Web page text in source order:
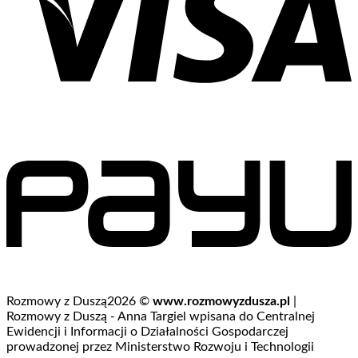
Rozmowy z Duszą2026 © www.rozmowyzdusza.pl
Rozmowy z Duszą - Anna Targiel wpisana do Centralnej
Ewidencji i Informacji o Działalności Gospodarczej
prowadzonej przez Ministerstwo Rozwoju i Technologii